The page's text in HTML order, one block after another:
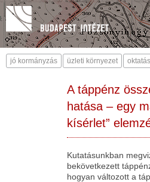
jó kormányzás üzleti környezet oktatás
A táppénz
hatása – egy
kísérlet”
Kutatásunkban
bekövetkezett
hogyan változott a